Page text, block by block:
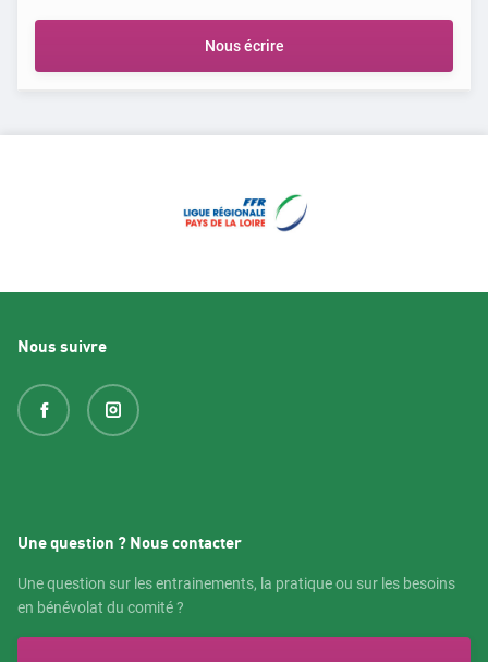
Nous écrire
Nous suivre
Une question ? Nous contacter
Une question sur les entrainements, la pratique ou sur les besoins
en bénévolat du comité ?